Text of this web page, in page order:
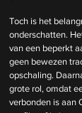
Toch is het
onderschatten.
van een beperkt
geen bewezen
opschaling.
grote rol, omdat
verbonden is aan